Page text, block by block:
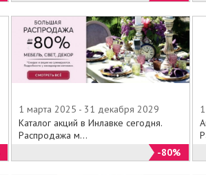
1 марта 2025 - 31 декабря 2029
Каталог акций в Инлавке сегодня.
Распродажа м...
-80%